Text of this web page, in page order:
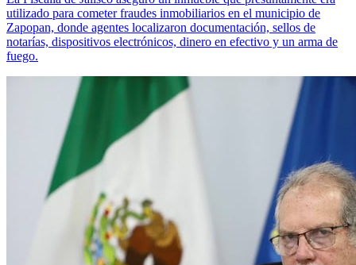
utilizado para cometer fraudes inmobiliarios en el municipio de
Zapopan, donde agentes localizaron documentación, sellos de
notarías, dispositivos electrónicos, dinero en efectivo y un arma de
fuego.